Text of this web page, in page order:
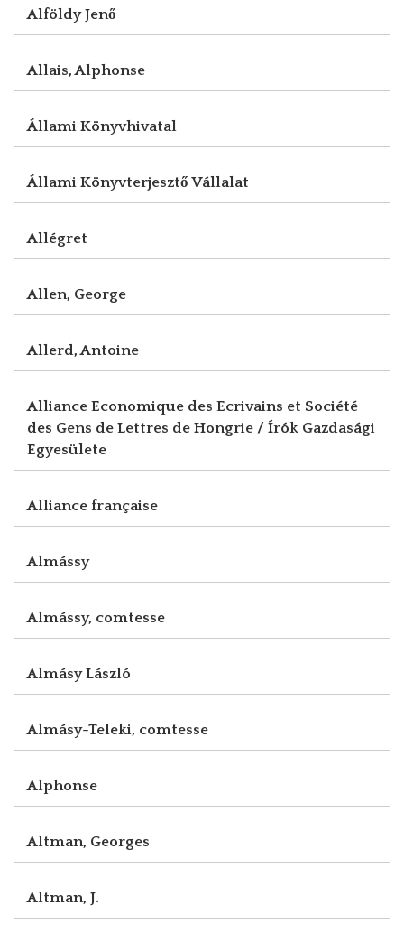
Alföldy Jenő
Allais, Alphonse
Állami Könyvhivatal
Állami Könyvterjesztő Vállalat
Allégret
Allen, George
Allerd, Antoine
Alliance Economique des Ecrivains et Société
des Gens de Lettres de Hongrie / Írók Gazdasági
Egyesülete
Alliance française
Almássy
Almássy, comtesse
Almásy László
Almásy-Teleki, comtesse
Alphonse
Altman, Georges
Altman, J.